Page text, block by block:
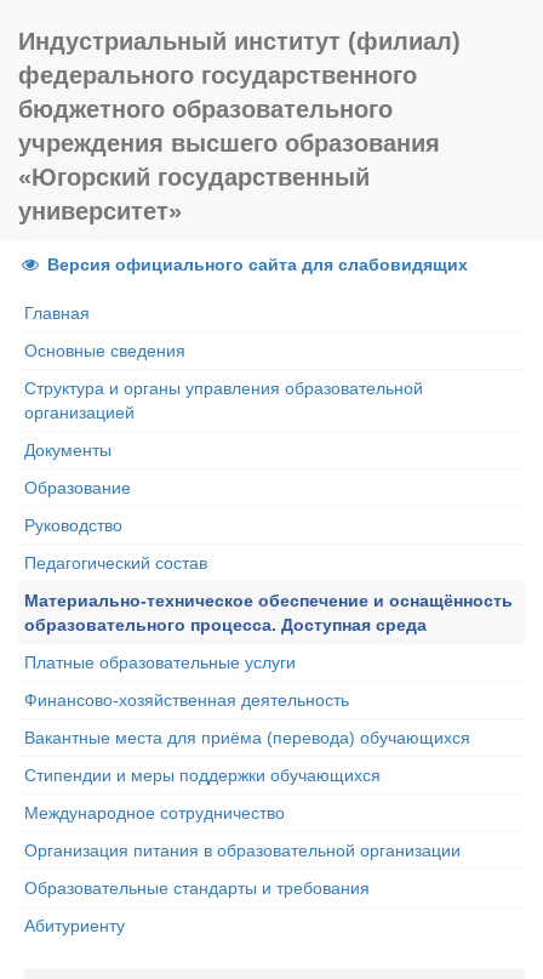
Индустриальный институт (филиал)
федерального государственного
бюджетного образовательного
учреждения высшего образования
«Югорский государственный
университет»
Версия официального сайта для слабовидящих
Главная
Основные сведения
Структура и органы управления образовательной
организацией
Документы
Образование
Руководство
Педагогический состав
Материально-техническое обеспечение и оснащённость
образовательного процесса. Доступная среда
Платные образовательные услуги
Финансово-хозяйственная деятельность
Вакантные места для приёма (перевода) обучающихся
Стипендии и меры поддержки обучающихся
Международное сотрудничество
Организация питания в образовательной организации
Образовательные стандарты и требования
Абитуриенту